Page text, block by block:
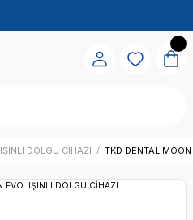
IŞINLI DOLGU CİHAZI TKD DENTAL